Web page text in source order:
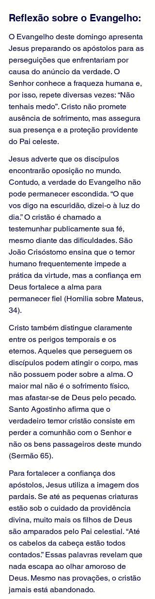
Reflexão sobre o Evangelho:
O Evangelho deste domingo apresenta
Jesus preparando os apóstolos para as
perseguições que enfrentariam por
causa do anúncio da verdade. O
Senhor conhece a fraqueza humana e,
por isso, repete diversas vezes: “Não
tenhais medo”. Cristo não promete
ausência de sofrimento, mas assegura
sua presença e a proteção providente
do Pai celeste.
Jesus adverte que os discípulos
encontrarão oposição no mundo.
Contudo, a verdade do Evangelho não
pode permanecer escondida. “O que
vos digo na escuridão, dizei-o à luz do
dia.” O cristão é chamado a
testemunhar publicamente sua fé,
mesmo diante das dificuldades. São
João Crisóstomo ensina que o temor
humano frequentemente impede a
prática da virtude, mas a confiança em
Deus fortalece a alma para
permanecer fiel (Homilia sobre Mateus,
34).
Cristo também distingue claramente
entre os perigos temporais e os
eternos. Aqueles que perseguem os
discípulos podem atingir o corpo, mas
não possuem poder sobre a alma. O
maior mal não é o sofrimento físico,
mas afastar-se de Deus pelo pecado.
Santo Agostinho afirma que o
verdadeiro temor cristão consiste em
perder a comunhão com o Senhor e
não os bens passageiros deste mundo
(Sermão 65).
Para fortalecer a confiança dos
apóstolos, Jesus utiliza a imagem dos
pardais. Se até as pequenas criaturas
estão sob o cuidado da providência
divina, muito mais os filhos de Deus
são amparados pelo Pai celestial. “Até
os cabelos da cabeça estão todos
contados.” Essas palavras revelam que
nada escapa ao olhar amoroso de
Deus. Mesmo nas provações, o cristão
jamais está abandonado.